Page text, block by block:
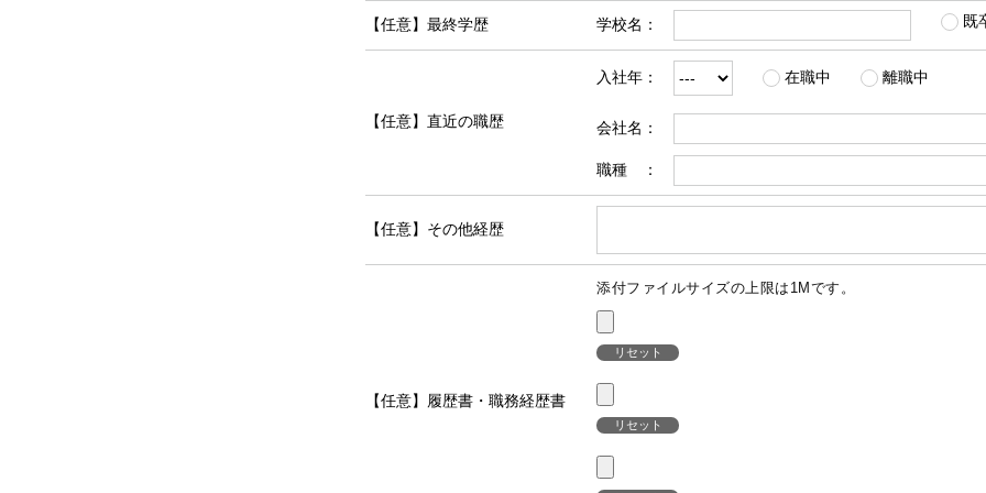
【任意】最終学歴 学校名： 既
【任意】直近の職歴
入社年： 在職中 離職中
会社名：
職種 ：
【任意】その他経歴
【任意】履歴書・職務経歴書
添付ファイルサイズの上限は1Mです。
リセット
リセット